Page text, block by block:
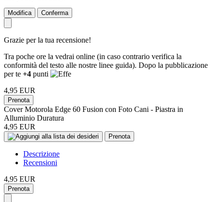
Modifica Conferma
Grazie per la tua recensione!
Tra poche ore la vedrai online (in caso contrario verifica la
conformità del testo alle nostre linee guida). Dopo la pubblicazione
per te +4 punti
4,95 EUR
Prenota
Cover Motorola Edge 60 Fusion con Foto Cani - Piastra in
Alluminio Duratura
4,95 EUR
Prenota
Descrizione
Recensioni
4,95 EUR
Prenota